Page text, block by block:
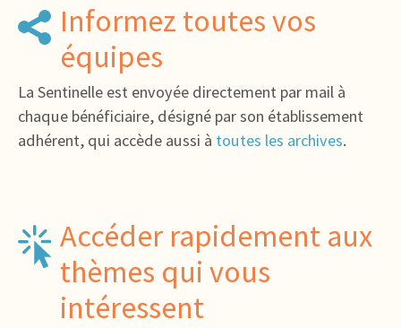
Informez toutes vos
équipes
La Sentinelle est envoyée directement par mail à
chaque bénéficiaire, désigné par son établissement
adhérent, qui accède aussi à toutes les archives.
Accéder rapidement aux
thèmes qui vous
intéressent